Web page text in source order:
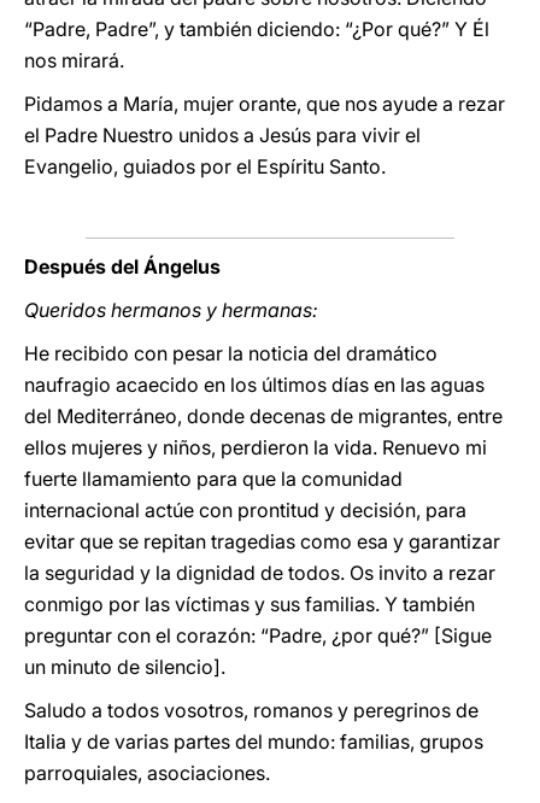
“Padre, Padre”, y también diciendo: “¿Por qué?” Y Él
nos mirará.
Pidamos a María, mujer orante, que nos ayude a rezar
el Padre Nuestro unidos a Jesús para vivir el
Evangelio, guiados por el Espíritu Santo.
Después del Ángelus
Queridos hermanos y hermanas:
He recibido con pesar la noticia del dramático
naufragio acaecido en los últimos días en las aguas
del Mediterráneo, donde decenas de migrantes, entre
ellos mujeres y niños, perdieron la vida. Renuevo mi
fuerte llamamiento para que la comunidad
internacional actúe con prontitud y decisión, para
evitar que se repitan tragedias como esa y garantizar
la seguridad y la dignidad de todos. Os invito a rezar
conmigo por las víctimas y sus familias. Y también
preguntar con el corazón: “Padre, ¿por qué?” [Sigue
un minuto de silencio].
Saludo a todos vosotros, romanos y peregrinos de
Italia y de varias partes del mundo: familias, grupos
parroquiales, asociaciones.